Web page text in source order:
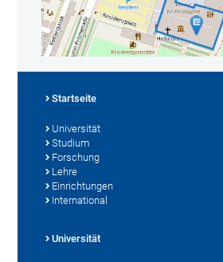
Startseite
Universität
Studium
Forschung
Lehre
Einrichtungen
International
Universität